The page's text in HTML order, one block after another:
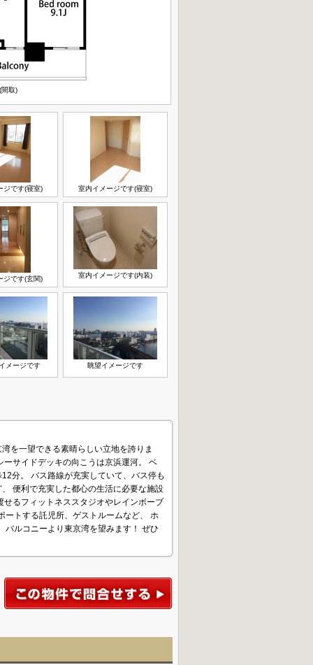
(間取)
ジです(寝室) 室内イメージです(寝室)
ジです(玄関) 室内イメージです(内装)
メージです 眺望イメージです
を一望できる素晴らしい立地を誇りま
サイドデッキの向こうは京浜運河。 ベ
分。 バス路線が充実していて、バス停も
便利で充実した都心の生活に必要な施設
るフィットネススタジオやレインボーブ
ートする託児所、ゲストルームなど、 ホ
ルコニーより東京湾を望みます！ ぜひ